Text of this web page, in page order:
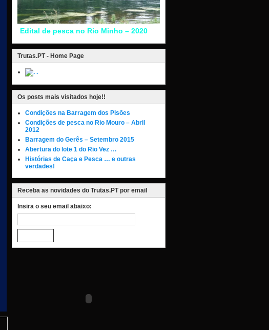
Edital de pesca no Rio Minho – 2020
Trutas.PT - Home Page
.
Os posts mais visitados hoje!!
Condições na Barragem dos Pisões
Condições de pesca no Rio Mouro – Abril
2012
Barragem do Gerês – Setembro 2015
Abertura do lote 1 do Rio Vez …
Histórias de Caça e Pesca … e outras
verdades!
Receba as novidades do Trutas.PT por email
Insira o seu email abaixo: